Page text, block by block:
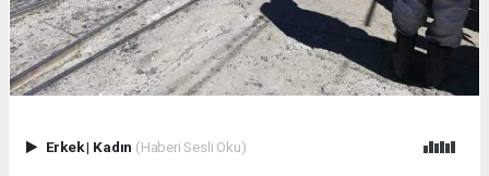
Erkek| Kadın (Haberi Sesli Oku)